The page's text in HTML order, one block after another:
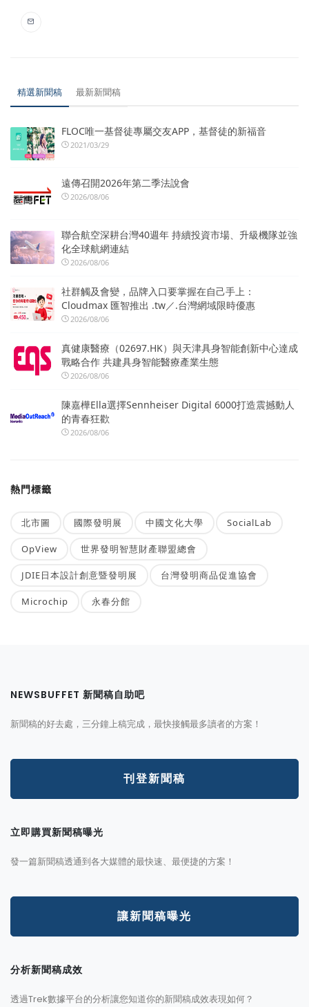
精選新聞稿 最新新聞稿
FLOC唯一基督徒專屬交友APP，基督徒的新福音
2021/03/29
遠傳召開2026年第二季法說會
2026/08/06
聯合航空深耕台灣40週年 持續投資市場、升級機隊並強
化全球航網連結
2026/08/06
社群觸及會變，品牌入口要掌握在自己手上：
Cloudmax 匯智推出 .tw／.台灣網域限時優惠
2026/08/06
真健康醫療（02697.HK）與天津具身智能創新中心達成
戰略合作 共建具身智能醫療產業生態
2026/08/06
陳嘉樺Ella選擇Sennheiser Digital 6000打造震撼動人
的青春狂歡
2026/08/06
熱門標籤
北市圖 國際發明展 中國文化大學 SocialLab
OpView 世界發明智慧財產聯盟總會
JDIE日本設計創意暨發明展 台灣發明商品促進協會
Microchip 永春分館
NEWSBUFFET 新聞稿自助吧
新聞稿的好去處，三分鐘上稿完成，最快接觸最多讀者的方案！
刊登新聞稿
立即購買新聞稿曝光
發一篇新聞稿透通到各大媒體的最快速、最便捷的方案！
讓新聞稿曝光
分析新聞稿成效
透過Trek數據平台的分析讓您知道你的新聞稿成效表現如何？